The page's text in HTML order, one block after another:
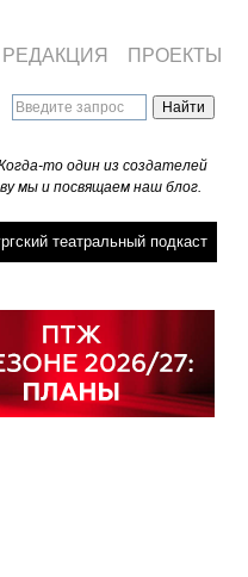
то один из создателей
мы и посвящаем наш блог.
театральный подкаст
РЕДАКЦИЯ ПРОЕКТЫ